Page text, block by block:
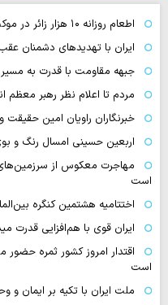
اطعام روزانه ۱۰ هزار زائر در موکب حرم بانوی کرامت
ایران با تهدیدهای دشمنان
جبهه مقاومت با قدرت به
مردم تا اعلام نظر رهبر معظم
خبرنگاران راویان امین حقیقت
اربعین حسینی امسال رنگ و
مهاجرت معکوس از
است
اختتامیه هشتمین کنگره
ایران قوی با هم‌افزایی قدرت
اقتدار امروز کشور ثمره
است
ملت ایران با تکیه بر ایمان